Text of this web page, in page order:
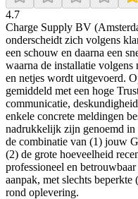
4.7
Charge Supply BV
onderscheidt zich volgens
een schouw en daarna een
waarna de installatie
en netjes wordt uitgevoerd.
gemiddeld met een hoge
communicatie,
enkele concrete meldingen
na­drukkelijk zijn genoemd in
de combinatie van (1) jouw
(2) de grote hoeveelheid
professioneel en
aanpak, met slechts beperkte
rond oplevering.